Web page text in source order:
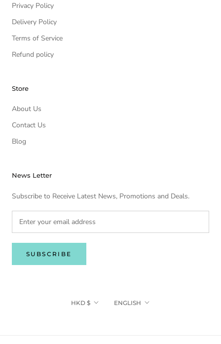
Privacy Policy
Delivery Policy
Terms of Service
Refund policy
Store
About Us
Contact Us
Blog
News Letter
Subscribe to Receive Latest News, Promotions and Deals.
SUBSCRIBE
Currency
HKD $ Language
ENGLISH